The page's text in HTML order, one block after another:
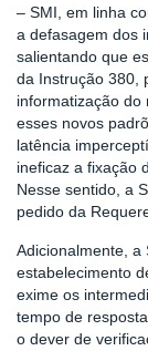
– SMI, em linha
a defasagem dos
salientando que
da Instrução 380,
informatização do
esses novos
latência
ineficaz a fixação
Nesse sentido, a
pedido da
Adicionalmente, a
estabelecimento
exime os
tempo de
o dever de